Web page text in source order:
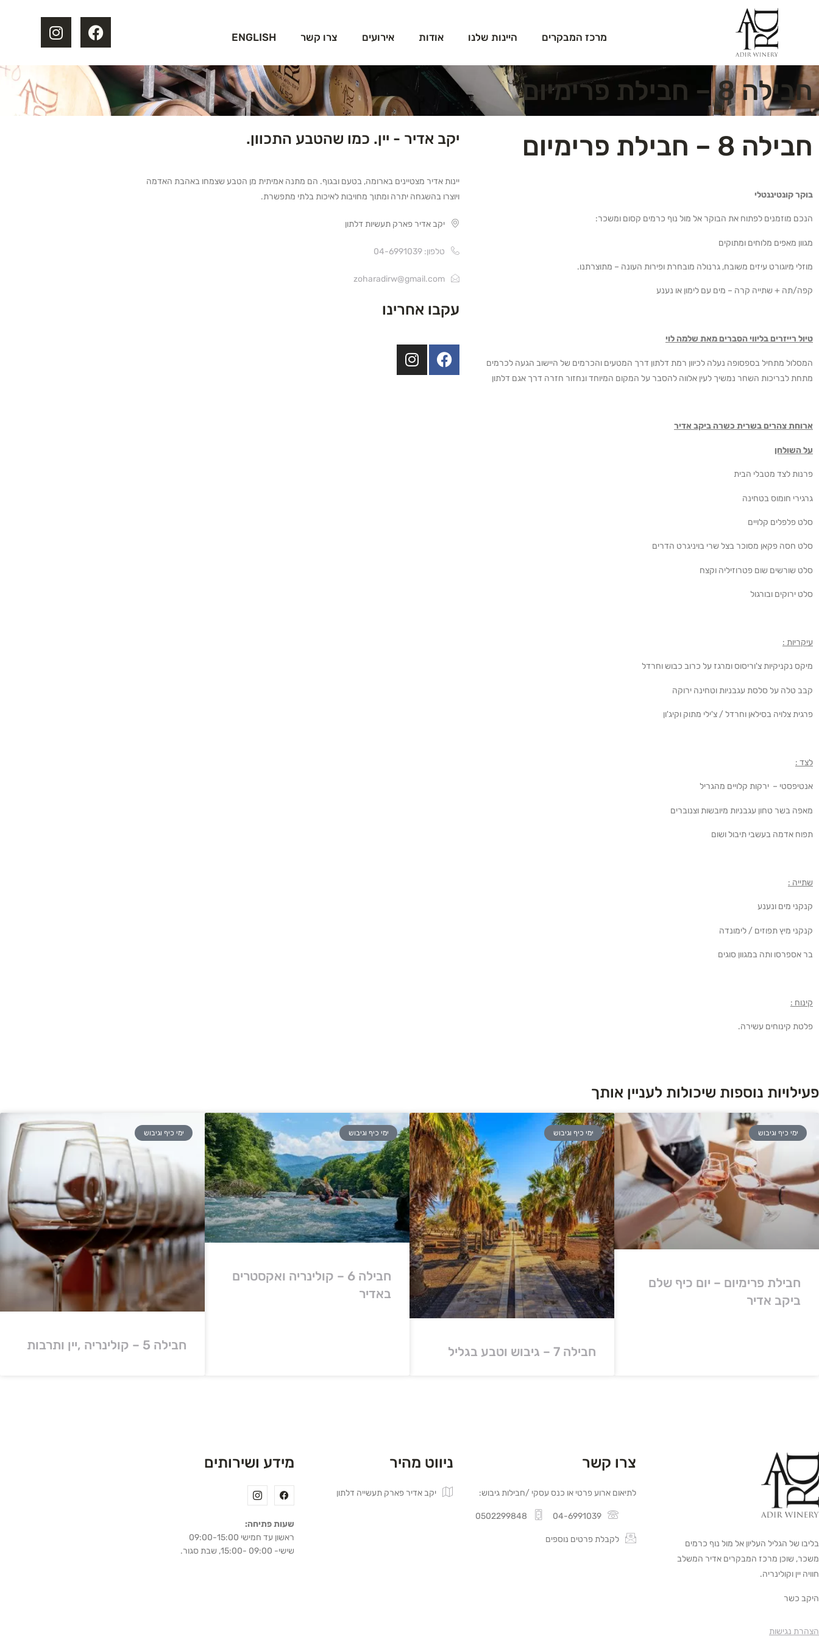
מרכז המבקרים היינות שלנו אודות אירועים צרו קשר ENGLISH
חבילה 8 – חבילת פרימיום
חבילה 8 – חבילת פרימיום
בוקר קונטיננטלי
הנכם מוזמנים לפתוח את הבוקר אל מול נוף כרמים קסום ומשכר:
מגוון מאפים מלוחים ומתוקים
מוזלי מיוגורט עיזים משובח, גרנולה מובחרת ופירות העונה – מתוצרתנו.
קפה/תה + שתייה קרה – מים עם לימון או נענע
טיול רייזרים בליווי הסברים מאת שלמה לוי
המסלול מתחיל בספסופה נעלה לכיוון רמת דלתון דרך המטעים והכרמים של היישוב הגעה לכרמים
מתחת לבריכות השחר נמשיך לעין אלווה להסבר על המקום המיוחד ונחזור חזרה דרך אגם דלתון
ארוחת צהרים בשרית כשרה ביקב אדיר
על השולחן
פרנות לצד מטבלי הבית
גרגירי חומוס בטחינה
סלט פלפלים קלויים
סלט חסה פקאן מסוכר בצל שרי בויניגרט הדרים
סלט שורשים שום פטרוזיליה וקצח
סלט ירוקים ובורגול
עיקריות :
מיקס נקניקיות צ'וריסוס ומרגז על כרוב כבוש וחרדל
קבב טלה על סלסת עגבניות וטחינה ירוקה
פרגית צלויה בסילאן וחרדל / צ'ילי מתוק וקיג'ון
לצד :
אנטיפסטי – ירקות קלויים מהגריל
מאפה בשר טחון עגבניות מיובשות וצנוברים
תפוח אדמה בעשבי תיבול ושום
שתייה :
קנקני מים ונענע
קנקני מיץ תפוזים / לימונדה
בר אספרסו ותה במגוון סוגים
קינוח :
פלטת קינוחים עשירה.
יקב אדיר - יין. כמו שהטבע התכוון.
יינות אדיר מצטיינים בארומה, בטעם ובגוף. הם מתנה אמיתית מן הטבע שצמחו באהבת האדמה
ויוצרו בהשגחה יתרה ומתוך מחויבות לאיכות בלתי מתפשרת.
יקב אדיר פארק תעשיות דלתון
טלפון: 04-6991039
zoharadirw@gmail.com
עקבו אחרינו
פעילויות נוספות שיכולות לעניין אותך
ימי כיף וגיבוש
חבילת פרימיום – יום כיף שלם
ביקב אדיר
ימי כיף וגיבוש
חבילה 7 – גיבוש וטבע בגליל
ימי כיף וגיבוש
חבילה 6 – קולינריה ואקסטרים
באדיר
ימי כיף וגיבוש
חבילה 5 – קולינריה ,יין ותרבות
בליבו של הגליל העליון אל מול נוף כרמים
משכר, שוכן מרכז המבקרים אדיר המשלב
חוויה יין וקולינריה.
היקב כשר
הצהרת נגישות
צרו קשר
לתיאום ארוע פרטי או כנס עסקי /חבילות גיבוש:
04-6991039
0502299848
לקבלת פרטים נוספים
ניווט מהיר
יקב אדיר פארק תעשייה דלתון
מידע ושירותים
שעות פתיחה:
ראשון עד חמישי 09:00-15:00
שישי- 09:00 -15:00, שבת סגור.